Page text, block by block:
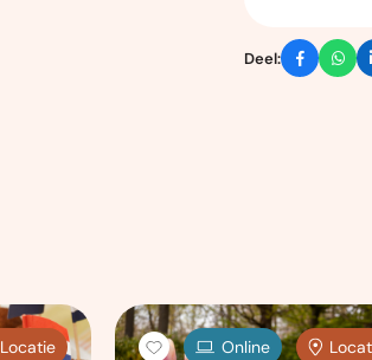
Deel:
Locatie Online